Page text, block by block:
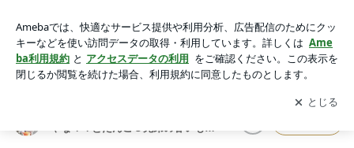
りするするとまらん♪塩あん天津飯❤️ | しゃなママオフィシャ
ルブログ「しゃなママとだんご３兄弟の甘いもの日記」Power
ed by Ameba
アプリをダウンロードして ブログの更新通知
を受け取りまし
ょう。
開く
ゃなママとだんご３兄弟の甘いもの